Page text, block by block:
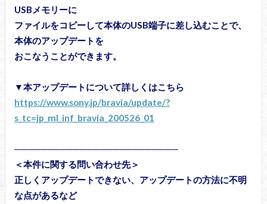
USBメモリーに
ファイルをコピーして本体のUSB端子に差し込むことで、
本体のアップデートを
おこなうことができます。
▼本アップデートについて詳しくはこちら
https://www.sony.jp/bravia/update/?
s_tc=jp_ml_inf_bravia_200526_01
─────────────────────────
＜本件に関する問い合わせ先＞
正しくアップデートできない、アップデートの方法に不明
な点があるなど